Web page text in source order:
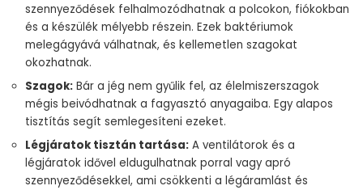
szennyeződések felhalmozódhatnak a polcokon, fiókokban
és a készülék mélyebb részein. Ezek baktériumok
melegágyává válhatnak, és kellemetlen szagokat
okozhatnak.
Szagok: Bár a jég nem gyűlik fel, az élelmiszerszagok
mégis beivódhatnak a fagyasztó anyagaiba. Egy alapos
tisztítás segít semlegesíteni ezeket.
Légjáratok tisztán tartása: A ventilátorok és a
légjáratok idővel eldugulhatnak porral vagy apró
szennyeződésekkel, ami csökkenti a légáramlást és